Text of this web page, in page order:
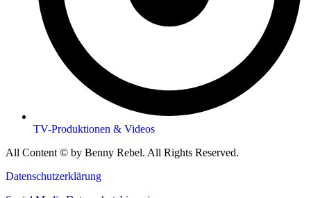
TV-Produktionen & Videos
All Content © by Benny Rebel. All Rights Reserved.
Datenschutzerklärung